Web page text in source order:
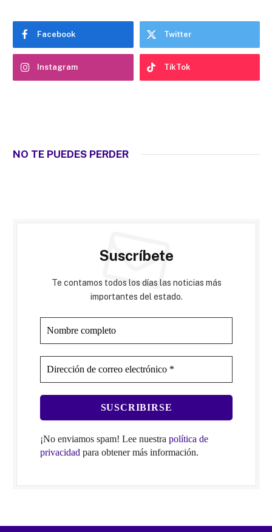
Facebook Twitter
Instagram TikTok
NO TE PUEDES PERDER
Suscríbete
Te contamos todos los días las noticias más
importantes del estado.
¡No enviamos spam! Lee nuestra política de
privacidad para obtener más información.